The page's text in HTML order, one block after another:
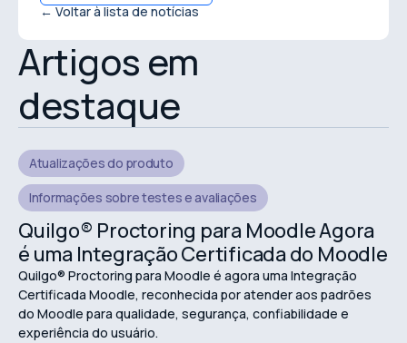
← Voltar à lista de notícias
Artigos em
destaque
Atualizações do produto
Informações sobre testes e avaliações
Quilgo® Proctoring para Moodle Agora
é uma Integração Certificada do Moodle
Quilgo® Proctoring para Moodle é agora uma Integração
Certificada Moodle, reconhecida por atender aos padrões
do Moodle para qualidade, segurança, confiabilidade e
experiência do usuário.